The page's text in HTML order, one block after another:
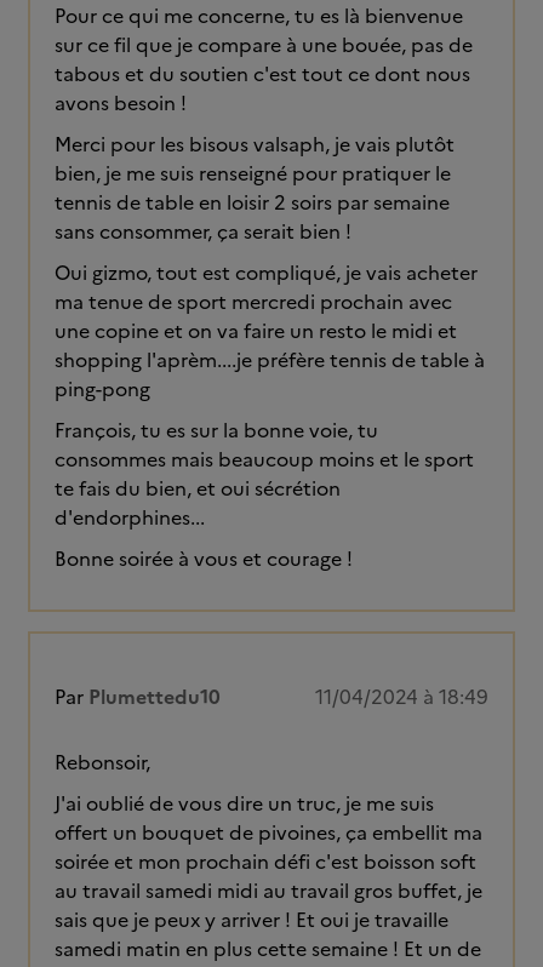
Pour ce qui me concerne, tu es là bienvenue
sur ce fil que je compare à une bouée, pas de
tabous et du soutien c'est tout ce dont nous
avons besoin !
Merci pour les bisous valsaph, je vais plutôt
bien, je me suis renseigné pour pratiquer le
tennis de table en loisir 2 soirs par semaine
sans consommer, ça serait bien !
Oui gizmo, tout est compliqué, je vais acheter
ma tenue de sport mercredi prochain avec
une copine et on va faire un resto le midi et
shopping l'aprèm....je préfère tennis de table à
ping-pong
François, tu es sur la bonne voie, tu
consommes mais beaucoup moins et le sport
te fais du bien, et oui sécrétion
d'endorphines...
Bonne soirée à vous et courage !
Par Plumettedu10 11/04/2024 à 18:49
Rebonsoir,
J'ai oublié de vous dire un truc, je me suis
offert un bouquet de pivoines, ça embellit ma
soirée et mon prochain défi c'est boisson soft
au travail samedi midi au travail gros buffet, je
sais que je peux y arriver ! Et oui je travaille
samedi matin en plus cette semaine ! Et un de